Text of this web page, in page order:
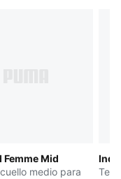
Femme Mid
medio para